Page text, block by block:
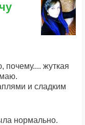
почему.... жуткая
и сладким
нормально.